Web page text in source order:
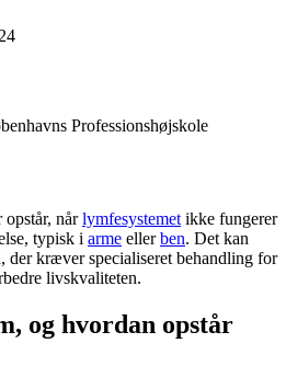
Professionshøjskole
opstår, nårlymfesystemet ikke fungerer
typisk i arme ellerben. Det kan
der kræver specialiseret behandling for
livskvaliteten.
og hvordan opstår